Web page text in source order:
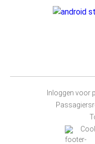
Inloggen voor